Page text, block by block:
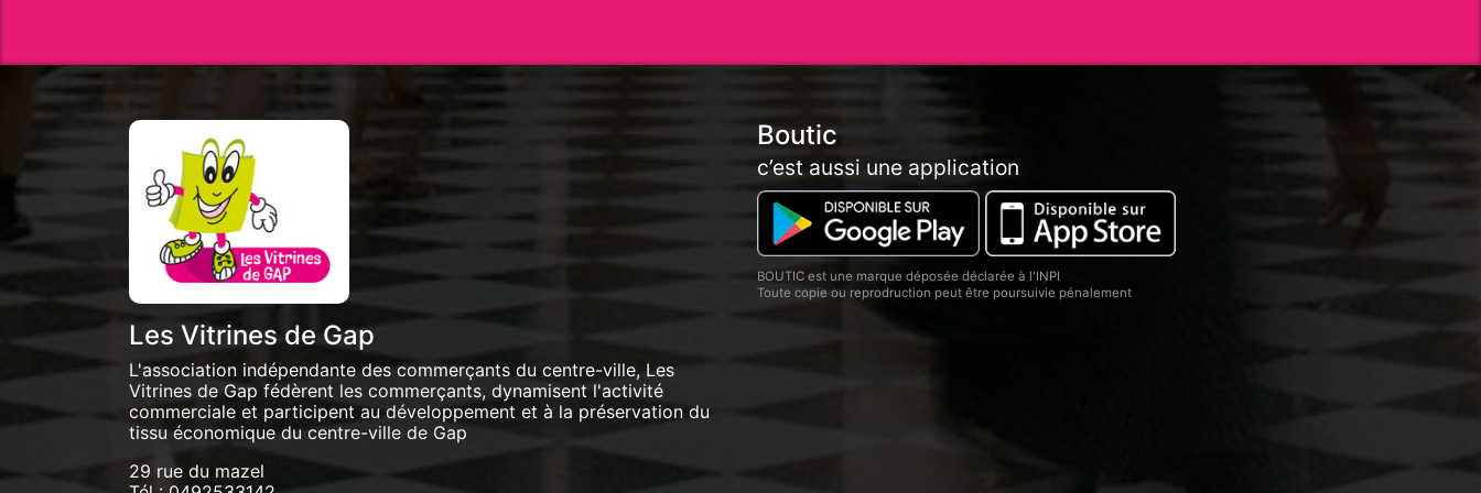
Les Vitrines de Gap
L'association indépendante des commerçants du centre-ville, Les
Vitrines de Gap fédèrent les commerçants, dynamisent l'activité
commerciale et participent au développement et à la préservation du
tissu économique du centre-ville de Gap
29 rue du mazel
Boutic
c’est aussi une application
BOUTIC est une marque déposée déclarée à l'INPI
Toute copie ou reprodruction peut être poursuivie pénalement